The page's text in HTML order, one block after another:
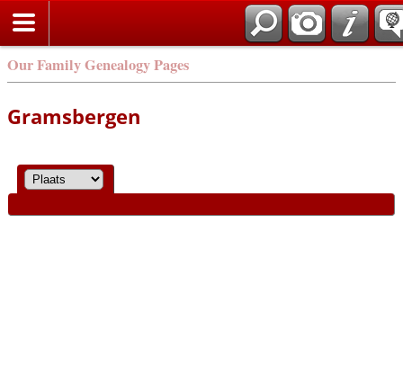
Our Family Genealogy Pages
Gramsbergen